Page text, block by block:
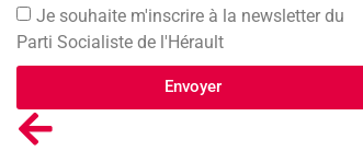
Je souhaite m'inscrire à la newsletter du
Parti Socialiste de l'Hérault
Envoyer